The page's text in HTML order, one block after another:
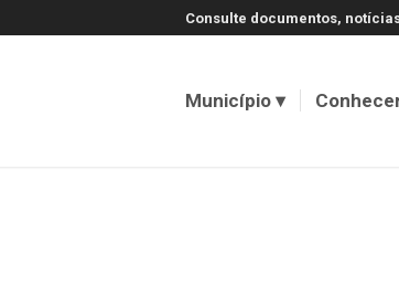
Consulte documentos,
Município